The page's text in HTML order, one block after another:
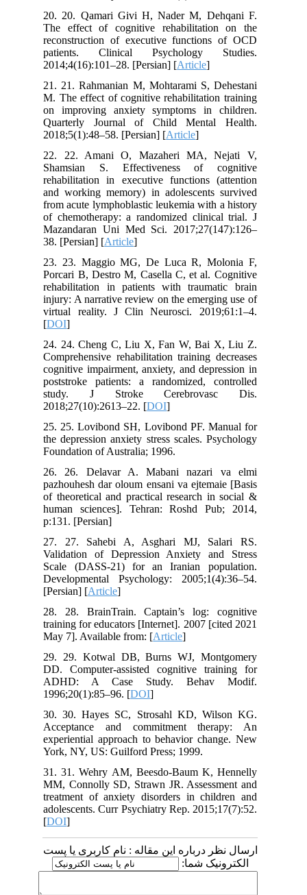
20. 20. Qamari Givi H, Nader M, Dehqani F.
The effect of cognitive rehabilitation on the
reconstruction of executive functions of OCD
patients. Clinical Psychology Studies.
2014;4(16):101–28. [Persian] [Article
21. 21. Rahmanian M, Mohtarami S, Dehestani
M. The effect of cognitive rehabilitation training
on improving anxiety symptoms in children.
Quarterly Journal of Child Mental Health.
2018;5(1):48–58. [Persian] [Article
22. 22. Amani O, Mazaheri MA, Nejati V,
Shamsian S. Effectiveness of cognitive
rehabilitation in executive functions (attention
and working memory) in adolescents survived
from acute lymphoblastic leukemia with a history
of chemotherapy: a randomized clinical trial. J
Mazandaran Uni Med Sci. 2017;27(147):126–
38. [Persian] [Article
23. 23. Maggio MG, De Luca R, Molonia F,
Porcari B, Destro M, Casella C, et al. Cognitive
rehabilitation in patients with traumatic brain
injury: A narrative review on the emerging use of
virtual reality. J Clin Neurosci. 2019;61:1–4.
[DOI
24. 24. Cheng C, Liu X, Fan W, Bai X, Liu Z.
Comprehensive rehabilitation training decreases
cognitive impairment, anxiety, and depression in
poststroke patients: a randomized, controlled
study. J Stroke Cerebrovasc Dis.
2018;27(10):2613–22. [DOI
25. 25. Lovibond SH, Lovibond PF. Manual for
the depression anxiety stress scales. Psychology
Foundation of Australia; 1996.
26. 26. Delavar A. Mabani nazari va elmi
pazhouhesh dar oloum ensani va ejtemaie [Basis
of theoretical and practical research in social &
human sciences]. Tehran: Roshd Pub; 2014,
p:131. [Persian]
27. 27. Sahebi A, Asghari MJ, Salari RS.
Validation of Depression Anxiety and Stress
Scale (DASS-21) for an Iranian population.
Developmental Psychology: 2005;1(4):36–54.
[Persian] [Article
28. 28. BrainTrain. Captain’s log: cognitive
training for educators [Internet]. 2007 [cited 2021
May 7]. Available from: [Article
29. 29. Kotwal DB, Burns WJ, Montgomery
DD. Computer-assisted cognitive training for
ADHD: A Case Study. Behav Modif.
1996;20(1):85–96. [DOI
30. 30. Hayes SC, Strosahl KD, Wilson KG.
Acceptance and commitment therapy: An
experiential approach to behavior change. New
York, NY, US: Guilford Press; 1999.
31. 31. Wehry AM, Beesdo-Baum K, Hennelly
MM, Connolly SD, Strawn JR. Assessment and
treatment of anxiety disorders in children and
adolescents. Curr Psychiatry Rep. 2015;17(7):52.
[DOI
ارسال نظر درباره این مقاله : نام کاربری یا پست
الکترونیک شما: